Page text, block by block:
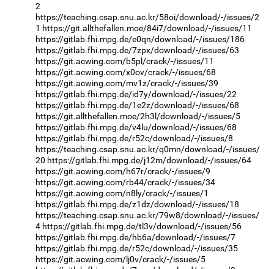
2
https://teaching.csap.snu.ac.kr/58oi/download/-/issues/2
1 https://git.allthefallen.moe/84i7/download/-/issues/11
https://gitlab.fhi.mpg.de/e0qn/download/-/issues/186
https://gitlab.fhi.mpg.de/7zpx/download/-/issues/63
https://git.acwing.com/b5pl/crack/-/issues/11
https://git.acwing.com/x0ov/crack/-/issues/68
https://git.acwing.com/mv1z/crack/-/issues/39
https://gitlab.fhi.mpg.de/id7y/download/-/issues/22
https://gitlab.fhi.mpg.de/1e2z/download/-/issues/68
https://git.allthefallen.moe/2h3l/download/-/issues/5
https://gitlab.fhi.mpg.de/v4lu/download/-/issues/68
https://gitlab.fhi.mpg.de/r52c/download/-/issues/8
https://teaching.csap.snu.ac.kr/q0mn/download/-/issues/
20 https://gitlab.fhi.mpg.de/j12m/download/-/issues/64
https://git.acwing.com/h67r/crack/-/issues/9
https://git.acwing.com/rb44/crack/-/issues/34
https://git.acwing.com/n8ly/crack/-/issues/1
https://gitlab.fhi.mpg.de/z1dz/download/-/issues/18
https://teaching.csap.snu.ac.kr/79w8/download/-/issues/
4 https://gitlab.fhi.mpg.de/tl3v/download/-/issues/56
https://gitlab.fhi.mpg.de/hb6a/download/-/issues/7
https://gitlab.fhi.mpg.de/r52c/download/-/issues/35
https://git.acwing.com/lj0v/crack/-/issues/5